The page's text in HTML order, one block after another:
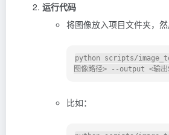
运行代码
将图像放入项目文件夹，然
python scripts/
比如：